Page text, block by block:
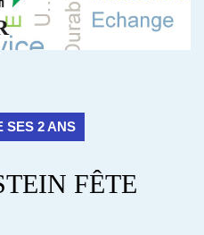
Open
SES 2 ANS
FÊTE